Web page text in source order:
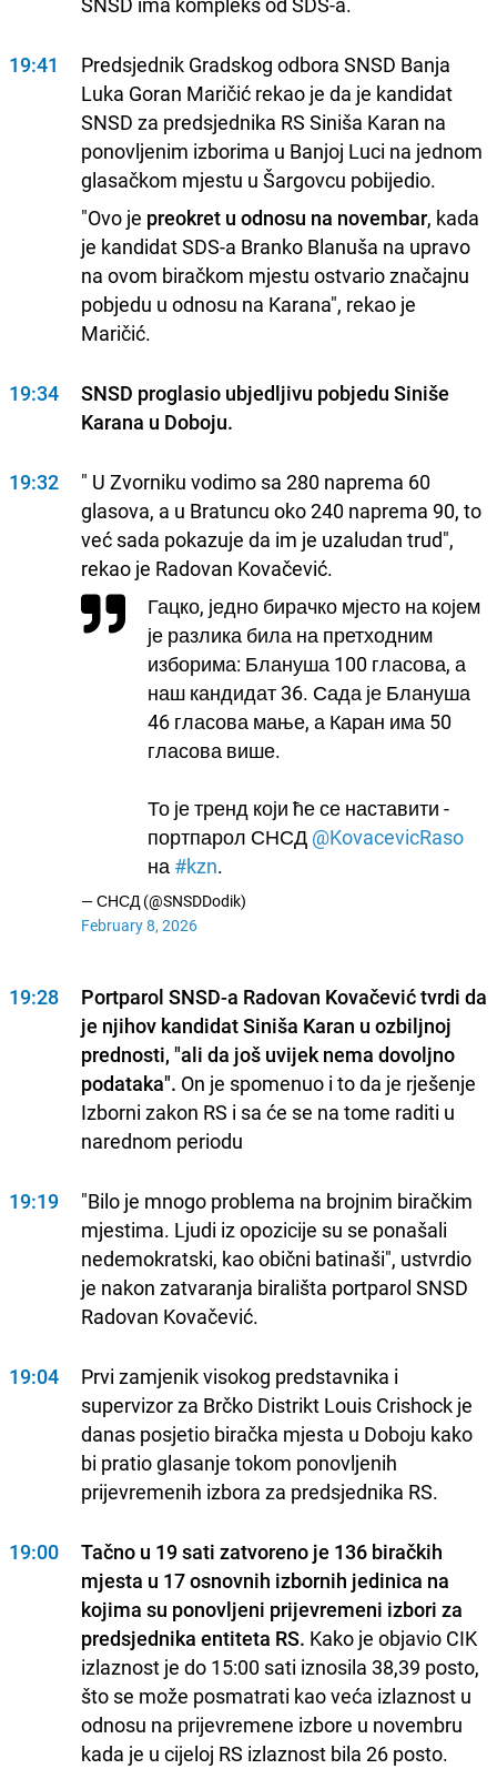
19:41
Predsjednik Gradskog odbora SNSD Banja
Luka Goran Maričić rekao je da je kandidat
SNSD za predsjednika RS Siniša Karan na
ponovljenim izborima u Banjoj Luci na jednom
glasačkom mjestu u Šargovcu pobijedio.
"Ovo je preokret u odnosu na novembar, kada
je kandidat SDS-a Branko Blanuša na upravo
na ovom biračkom mjestu ostvario značajnu
pobjedu u odnosu na Karana", rekao je
Maričić.
19:34
SNSD proglasio ubjedljivu pobjedu Siniše
Karana u Doboju.
19:32
" U Zvorniku vodimo sa 280 naprema 60
glasova, a u Bratuncu oko 240 naprema 90, to
već sada pokazuje da im je uzaludan trud",
rekao je Radovan Kovačević.
Гацко, једно бирачко мјесто на којем
је разлика била на претходним
изборима: Блануша 100 гласова, а
наш кандидат 36. Сада је Блануша
46 гласова мање, а Каран има 50
гласова више.
То је тренд који ће се наставити -
портпарол СНСД @KovacevicRaso
на #kzn.
— СНСД (@SNSDDodik)
February 8, 2026
19:28
Portparol SNSD-a Radovan Kovačević tvrdi da
je njihov kandidat Siniša Karan u ozbiljnoj
prednosti, "ali da još uvijek nema dovoljno
podataka". On je spomenuo i to da je rješenje
Izborni zakon RS i sa će se na tome raditi u
narednom periodu
19:19
"Bilo je mnogo problema na brojnim biračkim
mjestima. Ljudi iz opozicije su se ponašali
nedemokratski, kao obični batinaši", ustvrdio
je nakon zatvaranja birališta portparol SNSD
Radovan Kovačević.
19:04
Prvi zamjenik visokog predstavnika i
supervizor za Brčko Distrikt Louis Crishock je
danas posjetio biračka mjesta u Doboju kako
bi pratio glasanje tokom ponovljenih
prijevremenih izbora za predsjednika RS.
19:00
Tačno u 19 sati zatvoreno je 136 biračkih
mjesta u 17 osnovnih izbornih jedinica na
kojima su ponovljeni prijevremeni izbori za
predsjednika entiteta RS. Kako je objavio CIK
izlaznost je do 15:00 sati iznosila 38,39 posto,
što se može posmatrati kao veća izlaznost u
odnosu na prijevremene izbore u novembru
kada je u cijeloj RS izlaznost bila 26 posto.